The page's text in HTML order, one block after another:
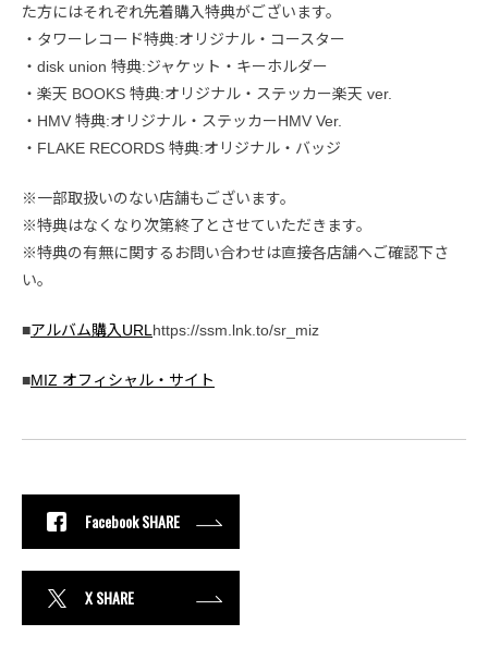
た方にはそれぞれ先着購入特典がございます。
・タワーレコード特典:オリジナル・コースター
・disk union 特典:ジャケット・キーホルダー
・楽天 BOOKS 特典:オリジナル・ステッカー楽天 ver.
・HMV 特典:オリジナル・ステッカーHMV Ver.
・FLAKE RECORDS 特典:オリジナル・バッジ
※一部取扱いのない店舗もございます。
※特典はなくなり次第終了とさせていただきます。
※特典の有無に関するお問い合わせは直接各店舗へご確認下さ
い。
■アルバム購入URL https://ssm.lnk.to/sr_miz
■MIZ オフィシャル・サイト
Facebook SHARE
X SHARE